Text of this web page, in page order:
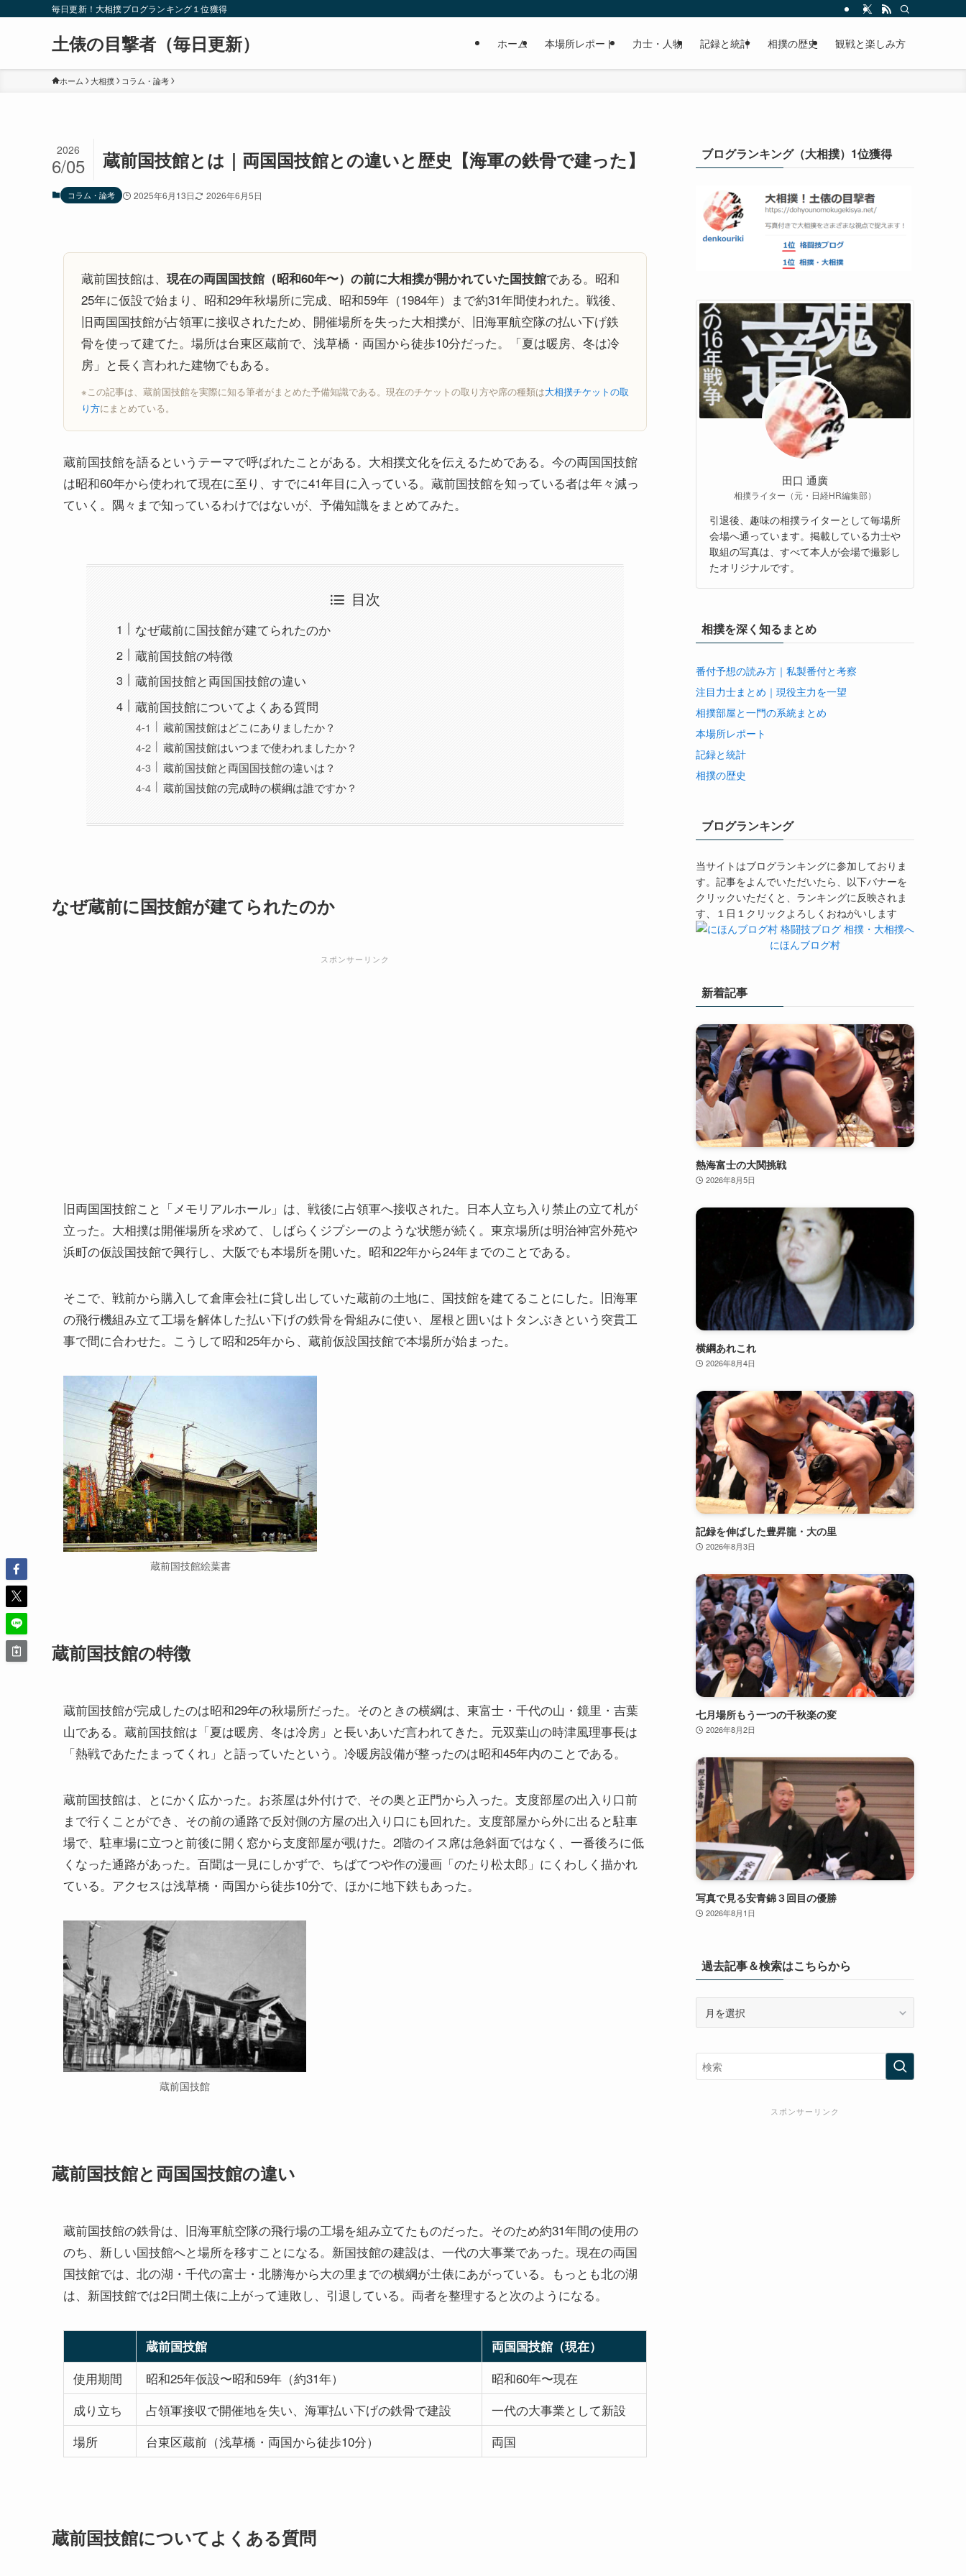
毎日更新！大相撲ブログランキング１位獲得
土俵の目撃者（毎日更新） ホーム 本場所レポート 力士・人物 記録と統計 相撲の歴史 観戦と楽しみ方
ホーム 大相撲 コラム・論考
蔵前国技館とは｜両国国技館との違いと歴史【海軍の鉄骨で建った】
2026
6/05
コラム・論考 2025年6月13日 2026年6月5日
蔵前国技館は、 現在の両国国技館（昭和60年〜）の前に大相撲が開かれていた国技館である。昭和
25年に仮設で始まり、昭和29年秋場所に完成、昭和59年（1984年）まで約31年間使われた。戦後、
旧両国国技館が占領軍に接収されたため、開催場所を失った大相撲が、旧海軍航空隊の払い下げ鉄
骨を使って建てた。場所は台東区蔵前で、浅草橋・両国から徒歩10分だった。「夏は暖房、冬は冷
房」と長く言われた建物でもある。
※この記事は、蔵前国技館を実際に知る筆者がまとめた予備知識である。現在のチケットの取り方や席の種類は大相撲チケットの取
り方にまとめている。
蔵前国技館を語るというテーマで呼ばれたことがある。大相撲文化を伝えるためである。今の両国国技館
は昭和60年から使われて現在に至り、すでに41年目に入っている。蔵前国技館を知っている者は年々減っ
ていく。隅々まで知っているわけではないが、予備知識をまとめてみた。
目次
なぜ蔵前に国技館が建てられたのか
蔵前国技館の特徴
蔵前国技館と両国国技館の違い
蔵前国技館についてよくある質問
蔵前国技館はどこにありましたか？
蔵前国技館はいつまで使われましたか？
蔵前国技館と両国国技館の違いは？
蔵前国技館の完成時の横綱は誰ですか？
なぜ蔵前に国技館が建てられたのか
スポンサーリンク
旧両国国技館こと「メモリアルホール」は、戦後に占領軍へ接収された。日本人立ち入り禁止の立て札が
立った。大相撲は開催場所を求めて、しばらくジプシーのような状態が続く。東京場所は明治神宮外苑や
浜町の仮設国技館で興行し、大阪でも本場所を開いた。昭和22年から24年までのことである。
そこで、戦前から購入して倉庫会社に貸し出していた蔵前の土地に、国技館を建てることにした。旧海軍
の飛行機組み立て工場を解体した払い下げの鉄骨を骨組みに使い、屋根と囲いはトタンぶきという突貫工
事で間に合わせた。こうして昭和25年から、蔵前仮設国技館で本場所が始まった。
蔵前国技館絵葉書
蔵前国技館の特徴
蔵前国技館が完成したのは昭和29年の秋場所だった。そのときの横綱は、東富士・千代の山・鏡里・吉葉
山である。蔵前国技館は「夏は暖房、冬は冷房」と長いあいだ言われてきた。元双葉山の時津風理事長は
「熱戦であたたまってくれ」と語っていたという。冷暖房設備が整ったのは昭和45年内のことである。
蔵前国技館は、とにかく広かった。お茶屋は外付けで、その奥と正門から入った。支度部屋の出入り口前
まで行くことができ、その前の通路で反対側の方屋の出入り口にも回れた。支度部屋から外に出ると駐車
場で、駐車場に立つと前後に開く窓から支度部屋が覗けた。2階のイス席は急斜面ではなく、一番後ろに低
くなった通路があった。百聞は一見にしかずで、ちばてつや作の漫画「のたり松太郎」にくわしく描かれ
ている。アクセスは浅草橋・両国から徒歩10分で、ほかに地下鉄もあった。
蔵前国技館
蔵前国技館と両国国技館の違い
蔵前国技館の鉄骨は、旧海軍航空隊の飛行場の工場を組み立てたものだった。そのため約31年間の使用の
のち、新しい国技館へと場所を移すことになる。新国技館の建設は、一代の大事業であった。現在の両国
国技館では、北の湖・千代の富士・北勝海から大の里までの横綱が土俵にあがっている。もっとも北の湖
は、新国技館では2日間土俵に上がって連敗し、引退している。両者を整理すると次のようになる。
蔵前国技館 両国国技館（現在）
使用期間 昭和25年仮設〜昭和59年（約31年）
昭和60年〜現在
成り立ち
占領軍接収で開催地を失い、海軍払い下げの鉄骨で建設
一代の大事業として新設
場所
台東区蔵前（浅草橋・両国から徒歩10分） 両国
蔵前国技館についてよくある質問
ブログランキング（大相撲）1位獲得
田口 通廣
相撲ライター（元・日経HR編集部）
引退後、趣味の相撲ライターとして毎場所
会場へ通っています。掲載している力士や
取組の写真は、すべて本人が会場で撮影し
たオリジナルです。
相撲を深く知るまとめ
番付予想の読み方｜私製番付と考察
注目力士まとめ｜現役主力を一望
相撲部屋と一門の系統まとめ
本場所レポート
記録と統計
相撲の歴史
ブログランキング
当サイトはブログランキングに参加しておりま
す。記事をよんでいただいたら、以下バナーを
クリックいただくと、ランキングに反映されま
す、１日１クリックよろしくおねがいします
にほんブログ村
新着記事
熱海富士の大関挑戦
2026年8月5日
横綱あれこれ
2026年8月4日
記録を伸ばした豊昇龍・大の里
2026年8月3日
七月場所もう一つの千秋楽の変
2026年8月2日
写真で見る安青錦３回目の優勝
2026年8月1日
過去記事＆検索はこちらから
事
＆
検
スポンサーリンク